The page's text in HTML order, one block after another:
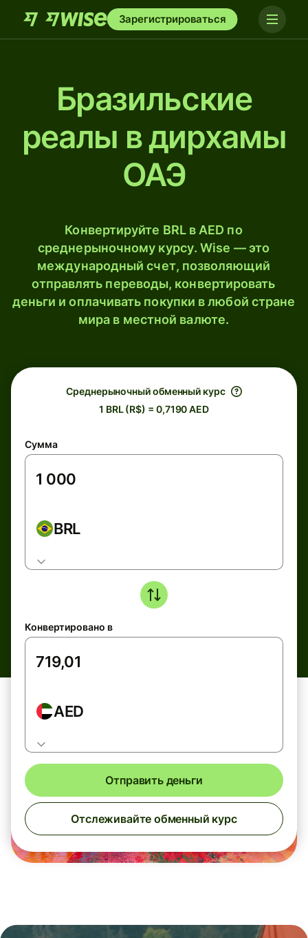
Зарегистрироваться
Бразильские
реалы в дирхамы
ОАЭ
Конвертируйте BRL в AED по
среднерыночному курсу. Wise — это
международный счет, позволяющий
отправлять переводы, конвертировать
деньги и оплачивать покупки в любой стране
мира в местной валюте.
Среднерыночный обменный курс
1 BRL (R$) = 0,7190 AED
Сумма
BRL
Конвертировано в
AED
Отправить деньги
Отслеживайте обменный курс